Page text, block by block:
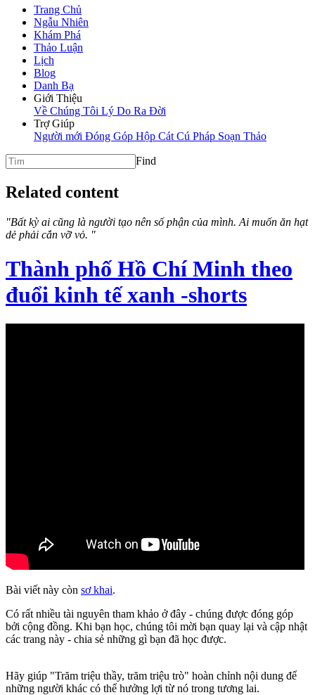
Trang Chủ
Ngẫu Nhiên
Khám Phá
Thảo Luận
Lịch
Blog
Danh Bạ
Giới Thiệu
Về Chúng Tôi Lý Do Ra Đời
Trợ Giúp
Người mới Đóng Góp Hộp Cát Cú Pháp Soạn Thảo
Find
Related content
"Bất kỳ ai cũng là người tạo nên số phận của mình. Ai muốn ăn hạt
dẻ phải cắn vỡ vỏ. "
Thành phố Hồ Chí Minh theo
đuổi kinh tế xanh -shorts
Bài viết này còn sơ khai.
Có rất nhiều tài nguyên tham khảo ở đây - chúng được đóng góp
bởi cộng đồng. Khi bạn học, chúng tôi mời bạn quay lại và cập nhật
các trang này - chia sẻ những gì bạn đã học được.
Hãy giúp "Trăm triệu thầy, trăm triệu trò" hoàn chỉnh nội dung để
những người khác có thể hưởng lợi từ nó trong tương lai.